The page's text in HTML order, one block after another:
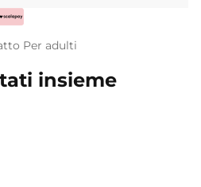
Per adulti
insieme